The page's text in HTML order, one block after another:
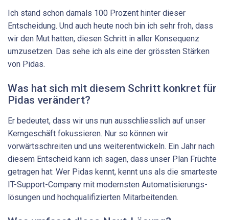
Ich stand schon damals 100 Prozent hinter dieser
Entscheidung. Und auch heute noch bin ich sehr froh, dass
wir den Mut hatten, diesen Schritt in aller Konsequenz
umzusetzen. Das sehe ich als eine der grössten Stärken
von Pidas.
Was hat sich mit diesem Schritt konkret für
Pidas verändert?
Er bedeutet, dass wir uns nun ausschliesslich auf unser
Kerngeschäft fokussieren. Nur so können wir
vorwärtsschreiten und uns weiterentwickeln. Ein Jahr nach
diesem Entscheid kann ich sagen, dass unser Plan Früchte
getragen hat: Wer Pidas kennt, kennt uns als die smarteste
IT-Support-Company mit modernsten Automatisierungs­
lösungen und hochqualifizierten Mitarbeitenden.